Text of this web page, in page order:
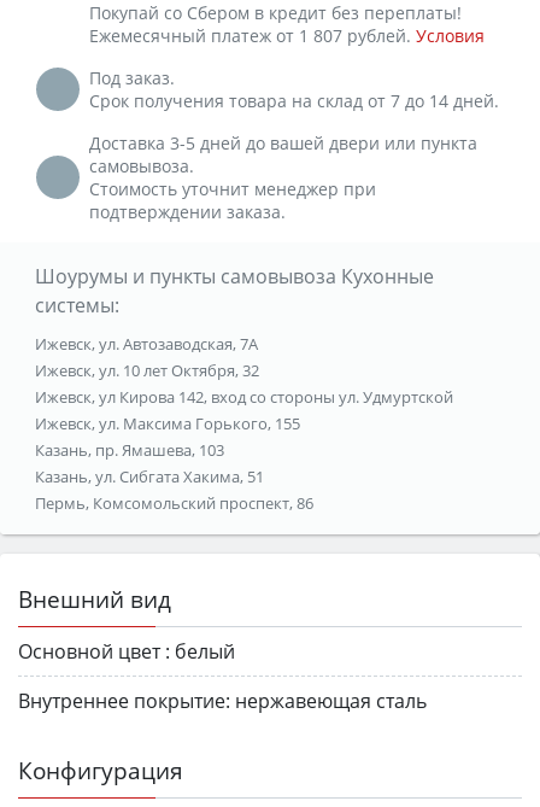
Покупай со Сбером в кредит без переплаты!
Ежемесячный платеж от 1 807 рублей. Условия
Под заказ.
Срок получения товара на склад от 7 до 14 дней.
Доставка 3-5 дней до вашей двери или пункта
самовывоза.
Стоимость уточнит менеджер при
подтверждении заказа.
Шоурумы и пункты самовывоза Кухонные
системы:
Ижевск, ул. Автозаводская, 7А
Ижевск, ул. 10 лет Октября, 32
Ижевск, ул Кирова 142, вход со стороны ул. Удмуртской
Ижевск, ул. Максима Горького, 155
Казань, пр. Ямашева, 103
Казань, ул. Сибгата Хакима, 51
Пермь, Комсомольский проспект, 86
Внешний вид
Основной цвет : белый
Внутреннее покрытие: нержавеющая сталь
Конфигурация